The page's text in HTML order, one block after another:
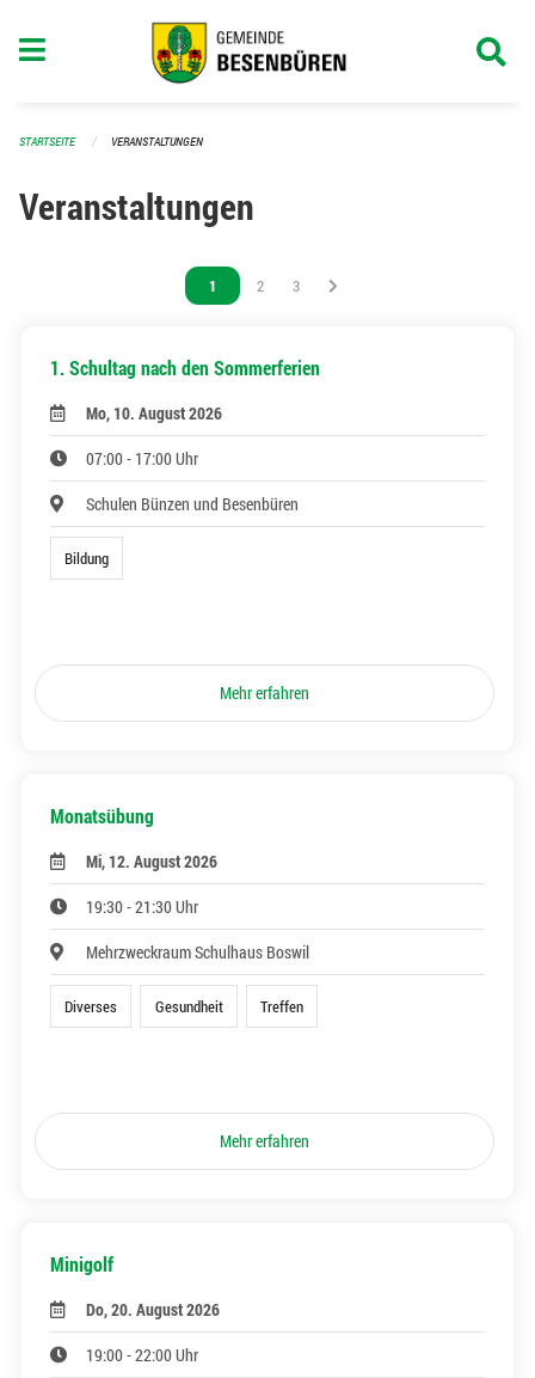
STARTSEITE VERANSTALTUNGEN
Veranstaltungen
Vous êtes sur la page
1 Vous êtes sur la page
2 Vous êtes sur la page
3
1. Schultag nach den Sommerferien
Mo, 10. August 2026
07:00 - 17:00 Uhr
Schulen Bünzen und Besenbüren
Bildung
Mehr erfahren
Monatsübung
Mi, 12. August 2026
19:30 - 21:30 Uhr
Mehrzweckraum Schulhaus Boswil
Diverses Gesundheit Treffen
Mehr erfahren
Minigolf
Do, 20. August 2026
19:00 - 22:00 Uhr